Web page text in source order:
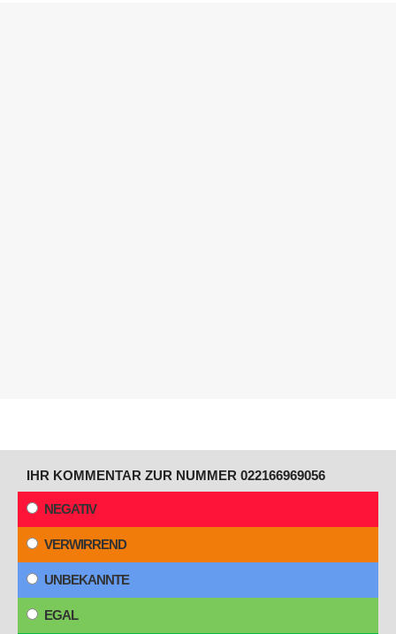
IHR KOMMENTAR ZUR NUMMER 022166969056
NEGATIV
VERWIRREND
UNBEKANNTE
EGAL